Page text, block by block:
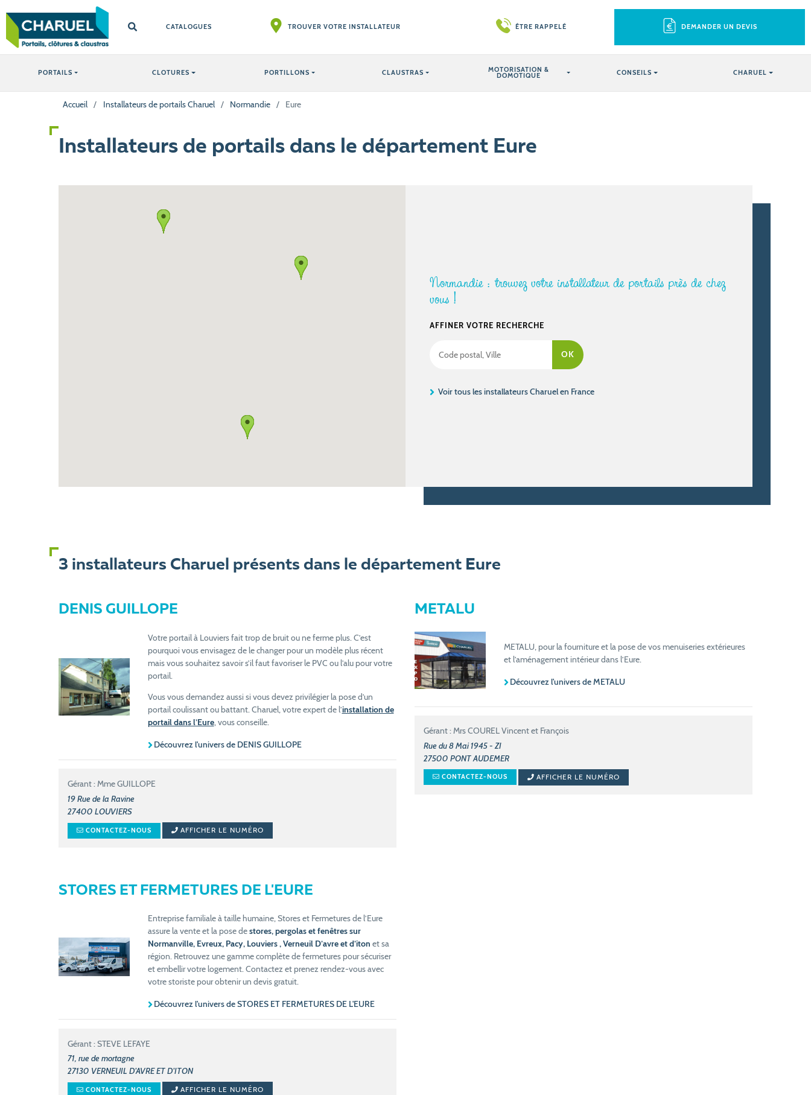
CATALOGUES TROUVER VOTRE INSTALLATEUR ÊTRE RAPPELÉ DEMANDER UN DEVIS
PORTAILS CLOTURES PORTILLONS CLAUSTRAS MOTORISATION &
DOMOTIQUE CONSEILS CHARUEL
Accueil / Installateurs de portails Charuel / Normandie / Eure
Installateurs de portails dans le département Eure
Normandie : trouvez votre installateur de portails près de chez
vous !
AFFINER VOTRE RECHERCHE
Voir tous les installateurs Charuel en France
3 installateurs Charuel présents dans le département Eure
DENIS GUILLOPE
Votre portail à Louviers fait trop de bruit ou ne ferme plus. C’est
pourquoi vous envisagez de le changer pour un modèle plus récent
mais vous souhaitez savoir s’il faut favoriser le PVC ou l’alu pour votre
portail.
Vous vous demandez aussi si vous devez privilégier la pose d’un
portail coulissant ou battant. Charuel, votre expert de l’installation de
portail dans l’Eure, vous conseille.
Découvrez l'univers de DENIS GUILLOPE
Gérant : Mme GUILLOPE
19 Rue de la Ravine
27400 LOUVIERS
CONTACTEZ-NOUS AFFICHER LE NUMÉRO
METALU
METALU, pour la fourniture et la pose de vos menuiseries extérieures
et l’aménagement intérieur dans l’Eure.
Découvrez l'univers de METALU
Gérant : Mrs COUREL Vincent et François
Rue du 8 Mai 1945 - ZI
27500 PONT AUDEMER
CONTACTEZ-NOUS AFFICHER LE NUMÉRO
STORES ET FERMETURES DE L'EURE
Entreprise familiale à taille humaine, Stores et Fermetures de l’Eure
assure la vente et la pose destores, pergolas et fenêtres sur
Normanville, Evreux, Pacy, Louviers , Verneuil D’avre et d’iton et sa
région. Retrouvez une gamme complète de fermetures pour sécuriser
et embellir votre logement. Contactez et prenez rendez-vous avec
votre storiste pour obtenir un devis gratuit.
Découvrez l'univers de STORES ET FERMETURES DE L'EURE
Gérant : STEVE LEFAYE
71, rue de mortagne
27130 VERNEUIL D'AVRE ET D'ITON
CONTACTEZ-NOUS AFFICHER LE NUMÉRO